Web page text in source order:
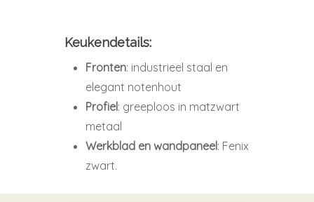
Keukendetails:
Fronten: industrieel staal en
elegant notenhout
Profiel: greeploos in matzwart
metaal
Werkblad en wandpaneel: Fenix
zwart.